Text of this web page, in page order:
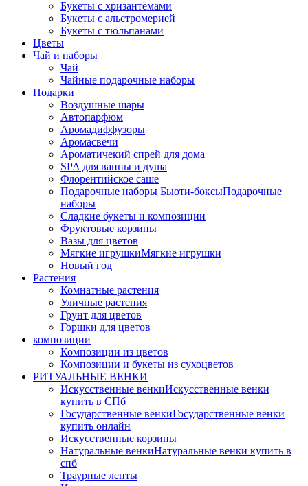
Букеты с хризантемами
Букеты с альстромерией
Букеты с тюльпанами
Цветы
Чай и наборы
Чай
Чайные подарочные наборы
Подарки
Воздушные шары
Автопарфюм
Аромадиффузоры
Аромасвечи
Ароматичекий спрей для дома
SPA для ванны и душа
Флорентийское саше
Подарочные наборы Бьюти-боксыПодарочные
наборы
Сладкие букеты и композиции
Фруктовые корзины
Вазы для цветов
Мягкие игрушкиМягкие игрушки
Новый год
Растения
Комнатные растения
Уличные растения
Грунт для цветов
Горшки для цветов
композиции
Композиции из цветов
Композиции и букеты из сухоцветов
РИТУАЛЬНЫЕ ВЕНКИ
Искусственные венкиИскусственные венки
купить в СПб
Государственные венкиГосударственные венки
купить онлайн
Искусственные корзины
Натуральные венкиНатуральные венки купить в
спб
Траурные ленты